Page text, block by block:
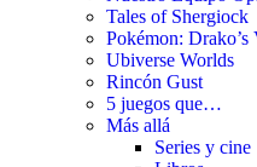
Tales of Shergiock
Pokémon: Drako’s
Ubiverse Worlds
Rincón Gust
5 juegos que…
Más allá
Series y cine